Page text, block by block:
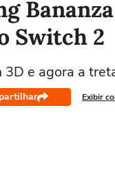
Switch 2
3D e agora a
Exibir